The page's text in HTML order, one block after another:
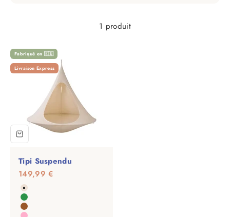
1 produit
Fabriqué en 🇪🇺
Livraison Express
Tipi Suspendu
Prix de vente
149,99 €
Couleur
Beige
Vert
Marron